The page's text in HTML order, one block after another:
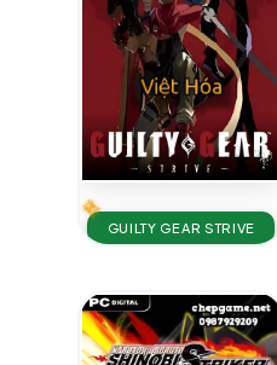
GUILTY GEAR STRIVE